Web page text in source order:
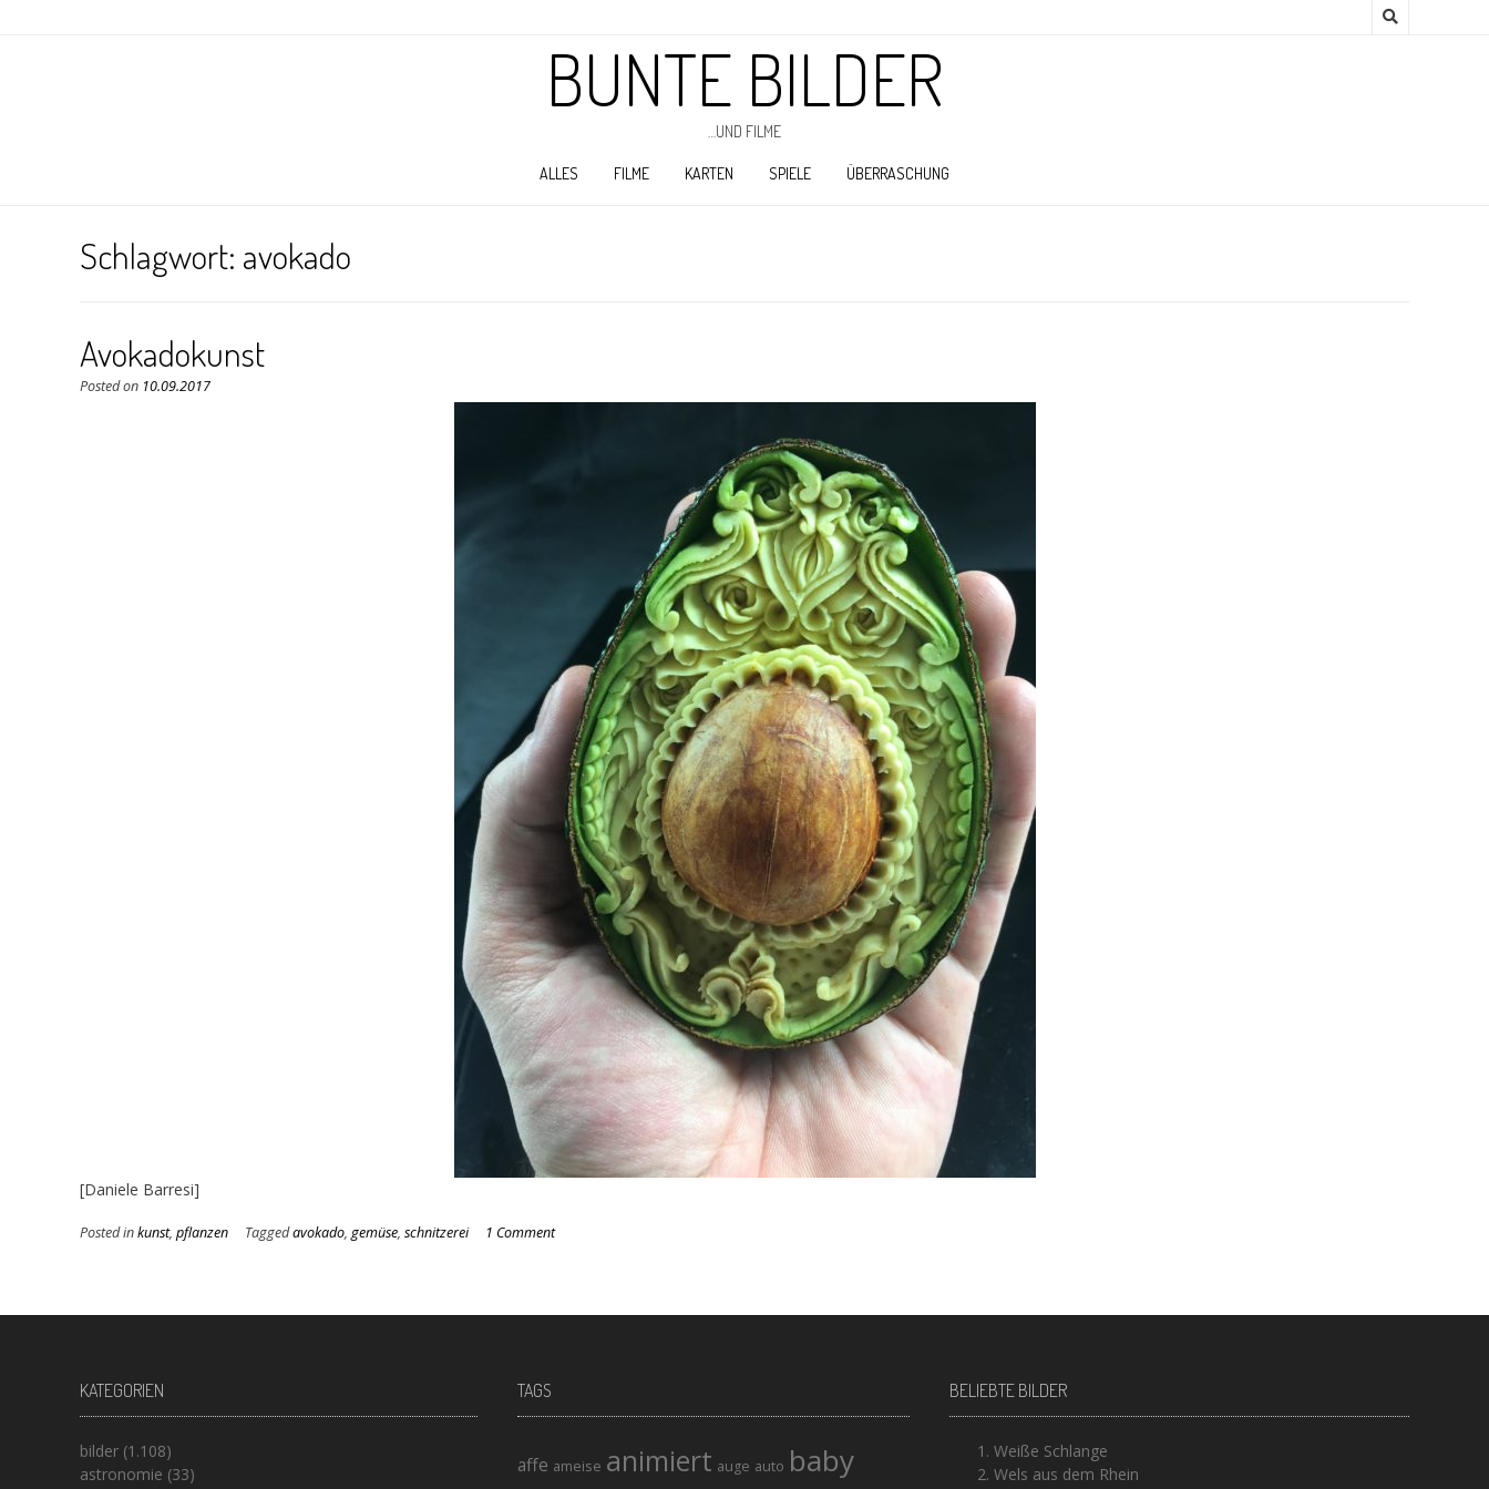
BUNTE BILDER
…UND FILME
ALLES FILME KARTEN SPIELE ÜBERRASCHUNG
Schlagwort: avokado
Avokadokunst
Posted on 10.09.2017
[Daniele Barresi]
Posted inkunst, pflanzen Taggedavokado, gemüse, schnitzerei 1 Comment
KATEGORIEN
bilder (1.108)
astronomie (33)
TAGS
affe ameise animiert auge auto baby
BELIEBTE BILDER
Weiße Schlange
Wels aus dem Rhein